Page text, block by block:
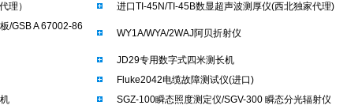
理）
进口TI-45N/TI-45B数显超声波测厚仪(西北独家代理)
/GSB A 67002-86
WY1A/WYA/2WAJ阿贝折射仪
JD29专用数字式四米测长机
Fluke2042电缆故障测试仪(进口)
SGZ-100瞬态照度测定仪/SGV-300 瞬态分光辐射仪